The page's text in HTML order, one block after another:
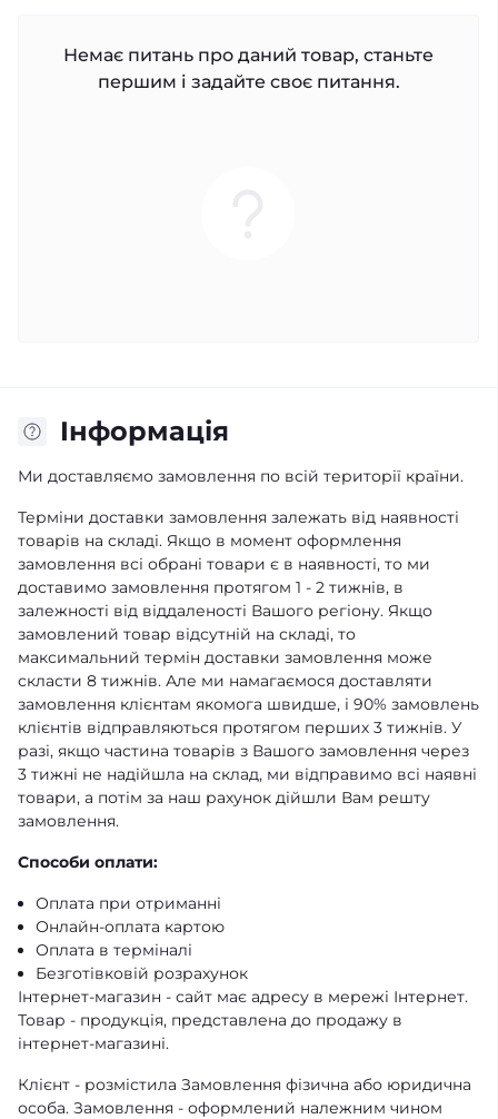
Немає питань про даний товар, станьте
першим і задайте своє питання.
Iнформація
Ми доставляємо замовлення по всій території країни.
Терміни доставки замовлення залежать від наявності
товарів на складі. Якщо в момент оформлення
замовлення всі обрані товари є в наявності, то ми
доставимо замовлення протягом 1 - 2 тижнів, в
залежності від віддаленості Вашого регіону. Якщо
замовлений товар відсутній на складі, то
максимальний термін доставки замовлення може
скласти 8 тижнів. Але ми намагаємося доставляти
замовлення клієнтам якомога швидше, і 90% замовлень
клієнтів відправляються протягом перших 3 тижнів. У
разі, якщо частина товарів з Вашого замовлення через
3 тижні не надійшла на склад, ми відправимо всі наявні
товари, а потім за наш рахунок дійшли Вам решту
замовлення.
Способи оплати:
Оплата при отриманні
Онлайн-оплата картою
Оплата в терміналі
Безготівковій розрахунок
Інтернет-магазин - сайт має адресу в мережі Інтернет.
Товар - продукція, представлена ​​до продажу в
інтернет-магазині.
Клієнт - розмістила Замовлення фізична або юридична
особа. Замовлення - оформлений належним чином